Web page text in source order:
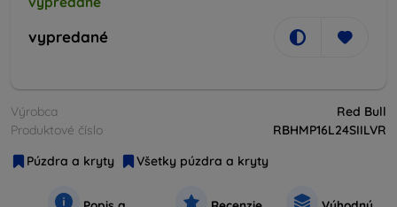
vypredané
Výrobca
Red Bull
Produktové číslo
RBHMP16L24SIILVR
Púzdra a kryty
Všetky púzdra a kryty